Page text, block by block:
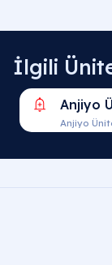
İlgili
Anjiyo
Anjiyo